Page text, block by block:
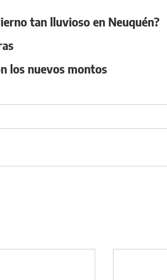
tan lluvioso en Neuquén?
los nuevos montos